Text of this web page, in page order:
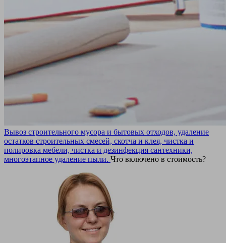
Вывоз строительного мусора и бытовых отходов, удаление
остатков строительных смесей, скотча и клея, чистка и
полировка мебели, чистка и дезинфекция сантехники,
многоэтапное удаление пыли. Что включено в стоимость?